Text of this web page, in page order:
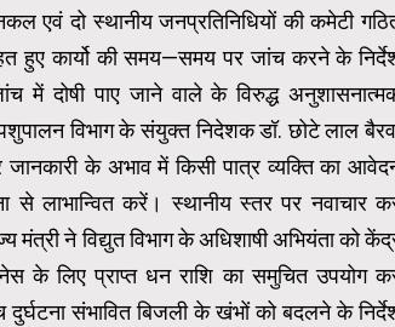
एवं दो स्थानीय जनप्रतिनिधियों की कमेटी
कार्यो की समय—समय पर जांच करने के
में दोषी पाए जाने वाले के विरुद्ध
पशुपालन विभाग के संयुक्त निदेशक डॉ. छोटे लाल
जानकारी के अभाव में किसी पात्र व्यक्ति का
से लाभान्वित करें। स्थानीय स्तर पर नवाचार
मंत्री ने विद्युत विभाग के अधिशाषी अभियंता को
के लिए प्राप्त धन राशि का समुचित उपयोग
संभावित बिजली के खंभों को बदलने के